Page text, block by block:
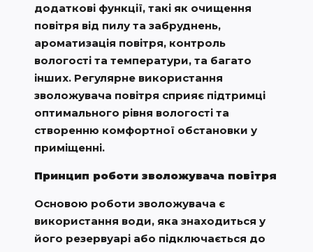
додаткові функції, такі як очищення
повітря від пилу та забруднень,
ароматизація повітря, контроль
вологості та температури, та багато
інших. Регулярне використання
зволожувача повітря сприяє підтримці
оптимального рівня вологості та
створенню комфортної обстановки у
приміщенні.
Принцип роботи зволожувача повітря
Основою роботи зволожувача є
використання води, яка знаходиться у
його резервуарі або підключається до